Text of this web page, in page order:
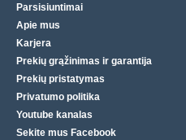
Parsisiuntimai
Apie mus
Karjera
Prekių grąžinimas ir garantija
Prekių pristatymas
Privatumo politika
Youtube kanalas
Sekite mus Facebook